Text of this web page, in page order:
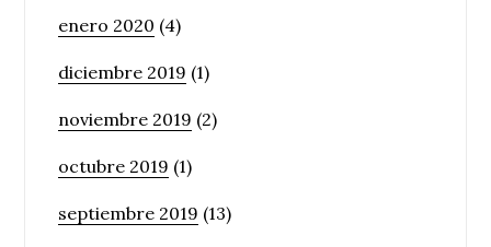
enero 2020 (4)
diciembre 2019 (1)
noviembre 2019 (2)
octubre 2019 (1)
septiembre 2019 (13)